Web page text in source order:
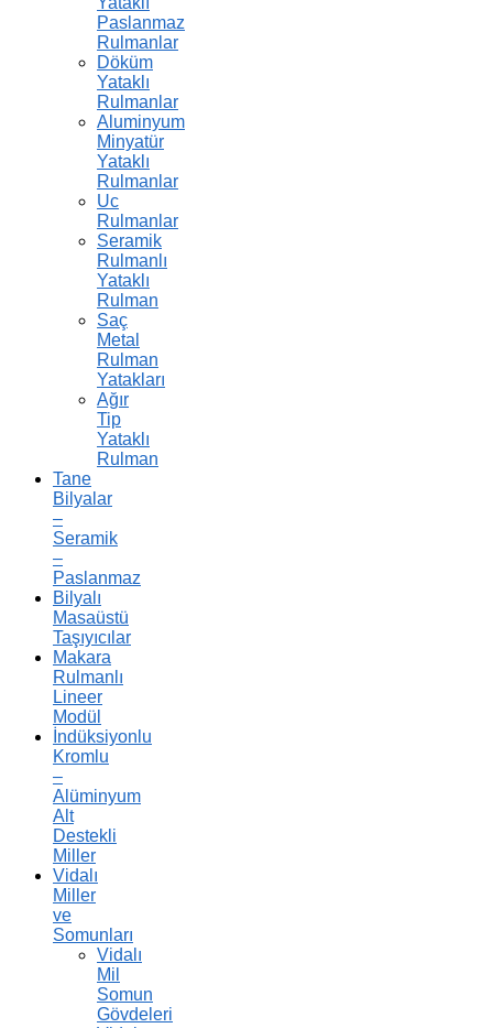
Paslanmaz
Rulmanlar
Döküm
Yataklı
Rulmanlar
Aluminyum
Minyatür
Yataklı
Rulmanlar
Uc
Rulmanlar
Seramik
Rulmanlı
Yataklı
Rulman
Saç
Metal
Rulman
Yatakları
Ağır
Tip
Yataklı
Rulman
Tane
Bilyalar
–
Seramik
–
Paslanmaz
Bilyalı
Masaüstü
Taşıyıcılar
Makara
Rulmanlı
Lineer
Modül
İndüksiyonlu
Kromlu
–
Alüminyum
Alt
Destekli
Miller
Vidalı
Miller
ve
Somunları
Vidalı
Mil
Somun
Gövdeleri